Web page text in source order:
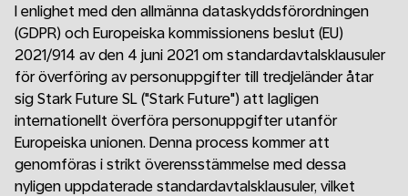
I enlighet med den allmänna dataskyddsförordningen
(GDPR) och Europeiska kommissionens beslut (EU)
2021/914 av den 4 juni 2021 om standardavtalsklausuler
för överföring av personuppgifter till tredjeländer åtar
sig Stark Future SL ("Stark Future") att lagligen
internationellt överföra personuppgifter utanför
Europeiska unionen. Denna process kommer att
genomföras i strikt överensstämmelse med dessa
nyligen uppdaterade standardavtalsklausuler, vilket